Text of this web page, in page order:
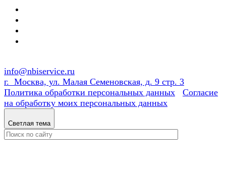
info@nbiservice.ru
г. Москва, ул. Малая Семеновская, д. 9 стр. 3
Политика обработки персональных данных
Согласие
на обработку моих персональных данных
Светлая тема